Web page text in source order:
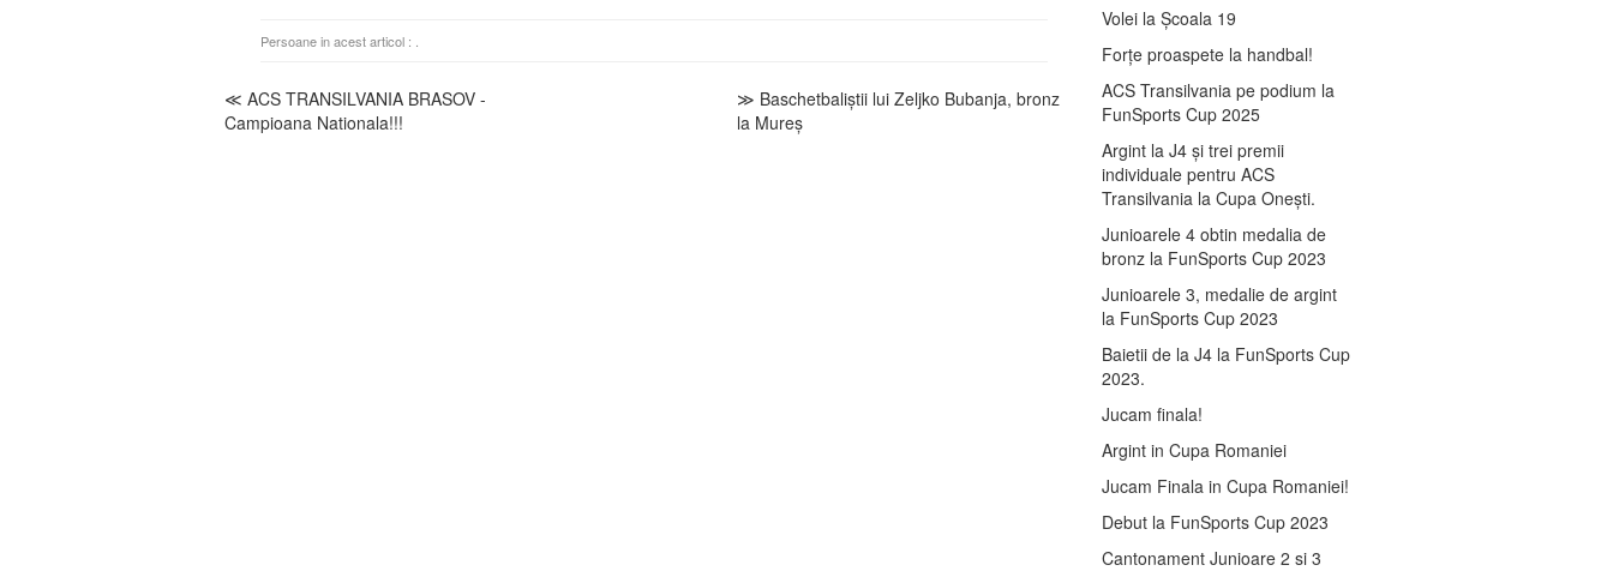
Persoane in acest articol :
≪ ACS TRANSILVANIA BRASOV -
Campioana Nationala!!!
≫ Baschetbaliștii lui Zeljko Bubanja, bronz
la Mureș
Volei la Școala 19
Forțe proaspete la handbal!
ACS Transilvania pe podium la
FunSports Cup 2025
Argint la J4 și trei premii
individuale pentru ACS
Transilvania la Cupa Onești.
Junioarele 4 obtin medalia de
bronz la FunSports Cup 2023
Junioarele 3, medalie de argint
la FunSports Cup 2023
Baietii de la J4 la FunSports Cup
2023.
Jucam finala!
Argint in Cupa Romaniei
Jucam Finala in Cupa Romaniei!
Debut la FunSports Cup 2023
Cantonament Junioare 2 si 3